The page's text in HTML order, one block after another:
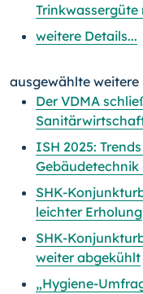
weitere Details...
ausgewählte weitere
Der VDMA
ISH 2025:
SHK-
leichter Erholung
SHK-
weiter abgekühlt
„Hygiene-